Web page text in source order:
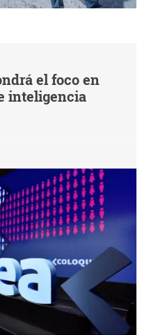
el foco en
inteligencia